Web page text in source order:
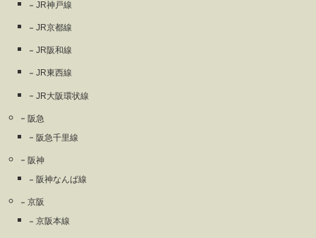
JR神戸線
JR京都線
JR阪和線
JR東西線
JR大阪環状線
阪急
阪急千里線
阪神
阪神なんば線
京阪
京阪本線